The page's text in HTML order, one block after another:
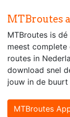
MTBroutes
MTBroutes is
meest
routes in
download snel
jouw in de buurt
MTBroutes